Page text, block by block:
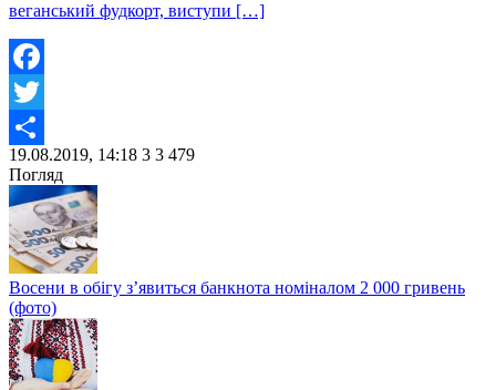
веганський фудкорт, виступи […]
Facebook
Twitter
Share
19.08.2019, 14:18 3 3 479
Погляд
Восени в обігу з’явиться банкнота номіналом 2 000 гривень
(фото)